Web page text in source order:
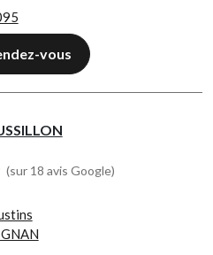
vous
(sur 18 avis Google)